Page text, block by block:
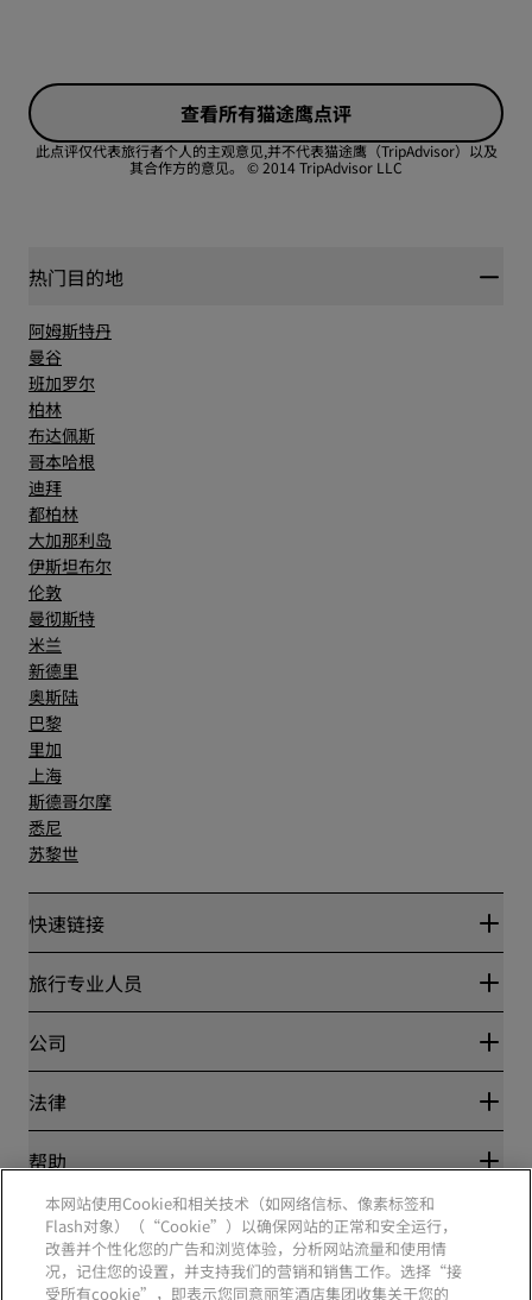
位置
卫生
查看所有猫途鹰点评
此点评仅代表旅行者个人的主观意见,并不代表猫途鹰（TripAdvisor）以及
其合作方的意见。
© 2014 TripAdvisor LLC
热门目的地
阿姆斯特丹
曼谷
班加罗尔
柏林
布达佩斯
哥本哈根
迪拜
都柏林
大加那利岛
伊斯坦布尔
伦敦
曼彻斯特
米兰
新德里
奥斯陆
巴黎
里加
上海
斯德哥尔摩
悉尼
苏黎世
快速链接
丽赏会
Blog
目的地
丽笙酒店集团APP
体育认证酒店
家庭友好型酒店
旅行专业人员
合作伙伴
公司
丽笙酒店集团
工作机会 RHG
工作机会 PPHE
工作机会 EHL
The Club by RHG
发展机会
责任经营
法律
隐私中心
丽赏会条款和条件
网站使用协议
数字无障碍
现代奴隶制声明
帮助
消费者警示
联系方式
常见问题
网站地图
社交媒体
丽笙酒店集团品牌
本网站使用Cookie和相关技术（如网络信标、像素标签和
Flash对象）（“Cookie”）以确保网站的正常和安全运行，
改善并个性化您的广告和浏览体验，分析网站流量和使用情
况，记住您的设置，并支持我们的营销和销售工作。选择“接
受所有cookie”，即表示您同意丽笙酒店集团收集关于您的